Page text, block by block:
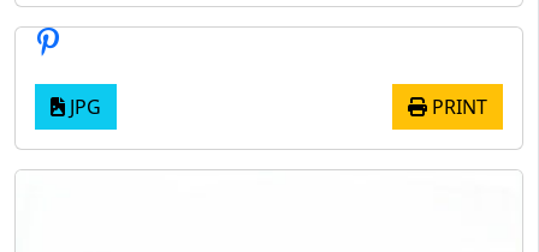
JPG PRINT